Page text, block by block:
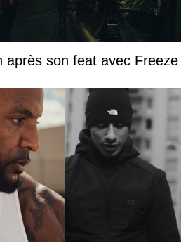
son feat avec